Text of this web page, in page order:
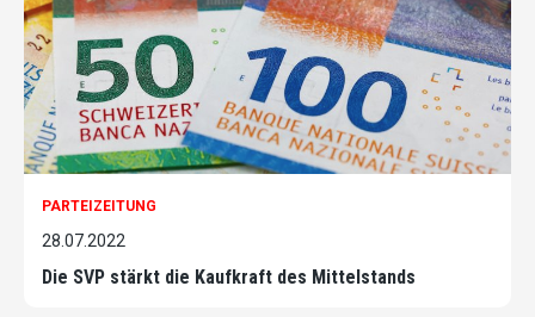
PARTEIZEITUNG
28.07.2022
Die SVP stärkt die Kaufkraft des Mittelstands